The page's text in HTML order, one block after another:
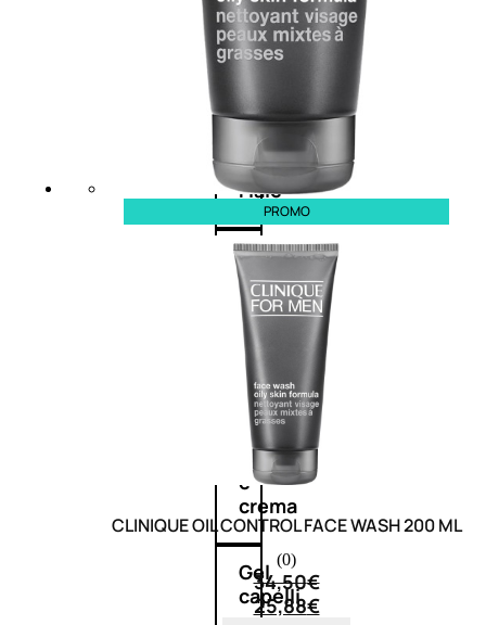
Maschere
Lozioni
Fiale
Sieri
e
cristalli
Spray
Cera
e
crema
Gel
capelli
PROMO
CLINIQUE OIL CONTROL FACE WASH 200 ML
(0)
34,50€
25,88€